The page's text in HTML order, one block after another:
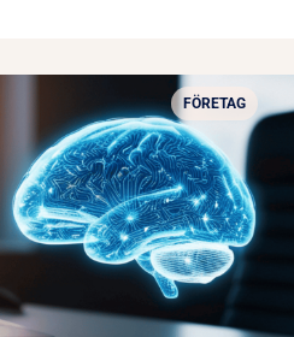
FÖRETAG